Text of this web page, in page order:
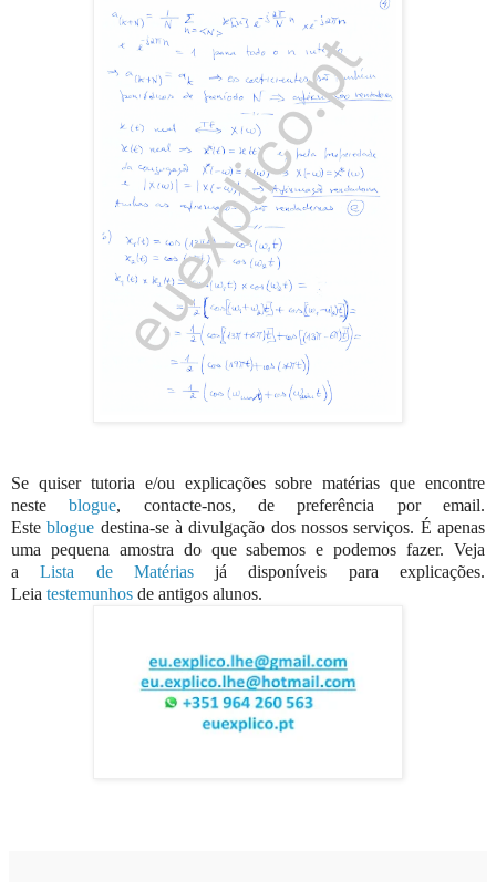
Se quiser tutoria e/ou explicações sobre matérias que encontre
nesteblogue, contacte-nos, de preferência por email.
Esteblogue destina-se à divulgação dos nossos serviços. É apenas
uma pequena amostra do que sabemos e podemos fazer. Veja
aLista de Matériasjá disponíveis para explicações.
Leia testemunhos de antigos alunos.